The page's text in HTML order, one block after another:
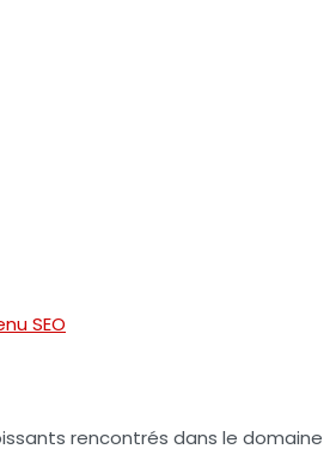
SEO
rencontrés dans le domaine